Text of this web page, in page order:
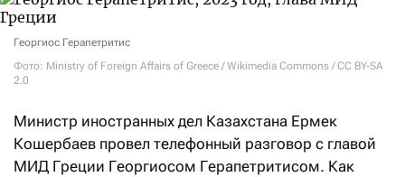
Георгиос Герапетритис
Фото: Ministry of Foreign Affairs of Greece / Wikimedia Commons / CC BY-SA
2.0
Министр иностранных дел Казахстана Ермек
Кошербаев провел телефонный разговор с главой
МИД Греции Георгиосом Герапетритисом. Как